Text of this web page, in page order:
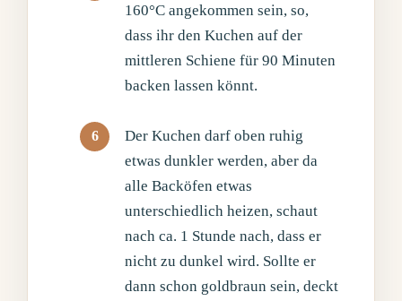
160°C angekommen sein, so,
dass ihr den Kuchen auf der
mittleren Schiene für 90 Minuten
backen lassen könnt.
Der Kuchen darf oben ruhig
etwas dunkler werden, aber da
alle Backöfen etwas
unterschiedlich heizen, schaut
nach ca. 1 Stunde nach, dass er
nicht zu dunkel wird. Sollte er
dann schon goldbraun sein, deckt